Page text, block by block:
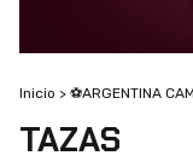
Inicio > ⚽ARGENTINA
TAZAS